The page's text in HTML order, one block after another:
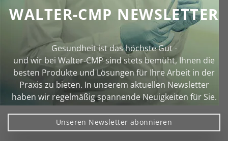
WALTER-CMP NEWSLETTER
Gesundheit ist das höchste Gut -
und wir bei Walter‑CMP sind stets bemüht, Ihnen die
besten Produkte und Lösungen für Ihre Arbeit in der
Praxis zu bieten. In unserem aktuellen Newsletter
haben wir regelmäßig spannende Neuigkeiten für Sie.
Unseren Newsletter abonnieren